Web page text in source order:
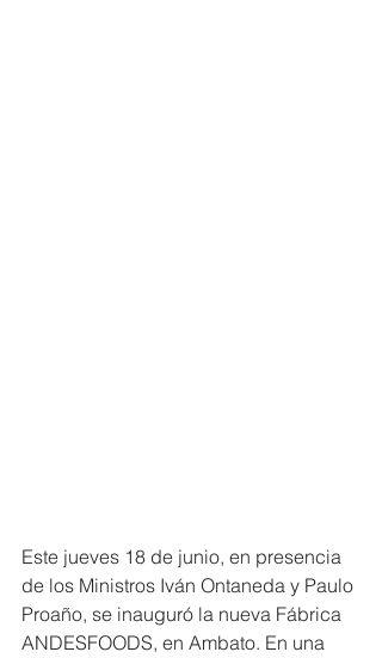
Este jueves 18 de junio, en presencia
de los Ministros Iván Ontaneda y Paulo
Proaño, se inauguró la nueva Fábrica
ANDESFOODS, en Ambato. En una